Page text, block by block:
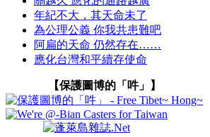
年紀不大，其天命未了
為公理公義 你我共患難吧
阿扁的天命 仍然存在……
應化台灣和平續存使命
【保護圖博的「吽」】